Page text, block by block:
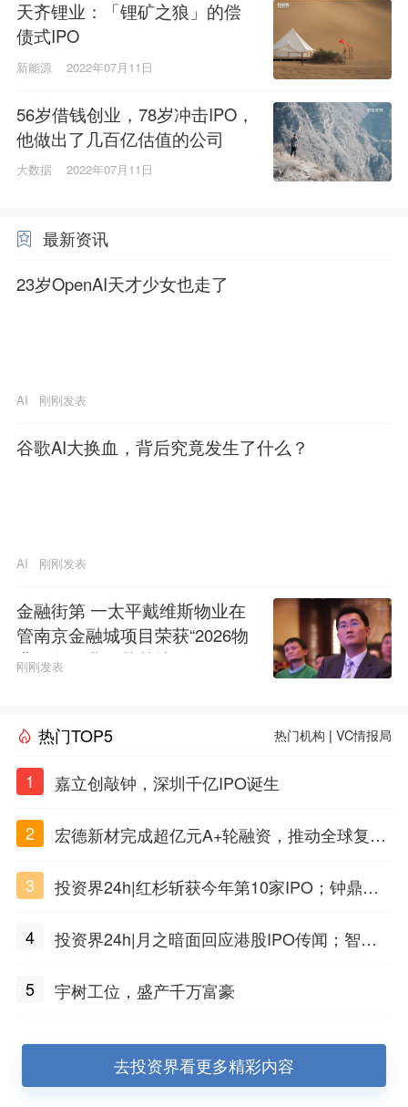
天齐锂业：「锂矿之狼」的偿
债式IPO
新能源 2022年07月11日
56岁借钱创业，78岁冲击IPO，
他做出了几百亿估值的公司
大数据 2022年07月11日
最新资讯
23岁OpenAI天才少女也走了
AI 刚刚发表
谷歌AI大换血，背后究竟发生了什么？
AI 刚刚发表
金融街第 一太平戴维斯物业在
管南京金融城项目荣获“2026物
业服务行业示范基地”称号
刚刚发表
热门TOP5 热门机构 |VC情报局
1 嘉立创敲钟，深圳千亿IPO诞生
2
宏德新材完成超亿元A+轮融资，推动全球复合
3
投资界24h|红杉斩获今年第10家IPO；钟鼎投
水
4
投资界24h|月之暗面回应港股IPO传闻；智元
5
宇树工位，盛产千万富豪
去投资界看更多精彩内容